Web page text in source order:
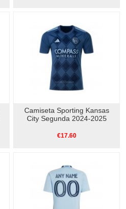
Camiseta Sporting Kansas
City Segunda 2024-2025
€17.60